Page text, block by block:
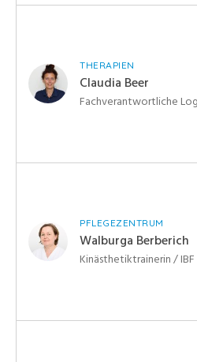
THERAPIEN
Claudia Beer
Fachverantwortliche
PFLEGEZENTRUM
Walburga Berberich
Kinästhetiktrainerin / IBF